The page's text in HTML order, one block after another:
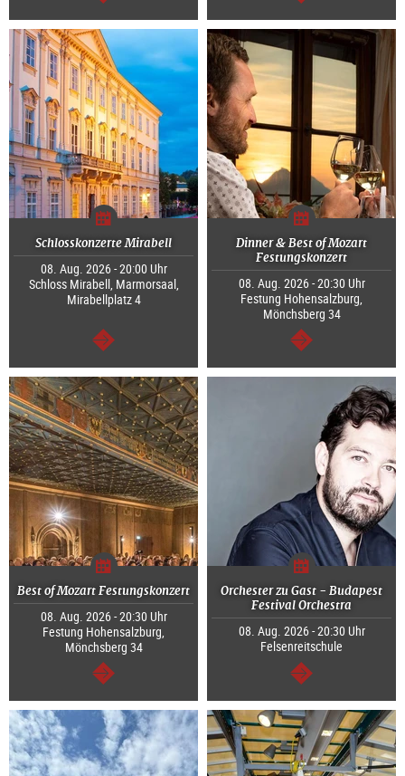
weiter weiter
Schlosskonzerte Mirabell
08. Aug. 2026 - 20:00 Uhr
Schloss Mirabell, Marmorsaal,
Mirabellplatz 4
weiter
Dinner & Best of Mozart
Festungskonzert
08. Aug. 2026 - 20:30 Uhr
Festung Hohensalzburg,
Mönchsberg 34
weiter
Best of Mozart Festungskonzert
08. Aug. 2026 - 20:30 Uhr
Festung Hohensalzburg,
Mönchsberg 34
weiter
Orchester zu Gast - Budapest
Festival Orchestra
08. Aug. 2026 - 20:30 Uhr
Felsenreitschule
weiter